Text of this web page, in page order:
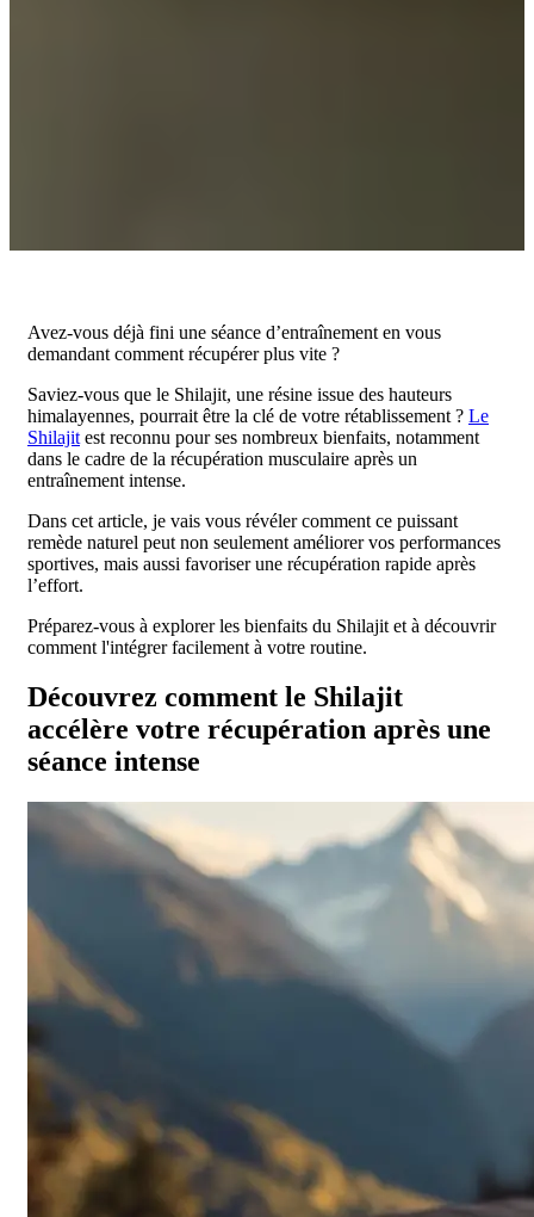
Avez-vous déjà fini une séance d’entraînement en vous
demandant comment récupérer plus vite ?
Saviez-vous que le Shilajit, une résine issue des hauteurs
himalayennes, pourrait être la clé de votre rétablissement ? Le
Shilajit est reconnu pour ses nombreux bienfaits, notamment
dans le cadre de la récupération musculaire après un
entraînement intense.
Dans cet article, je vais vous révéler comment ce puissant
remède naturel peut non seulement améliorer vos performances
sportives, mais aussi favoriser une récupération rapide après
l’effort.
Préparez-vous à explorer les bienfaits du Shilajit et à découvrir
comment l'intégrer facilement à votre routine.
Découvrez comment le Shilajit
accélère votre récupération après une
séance intense